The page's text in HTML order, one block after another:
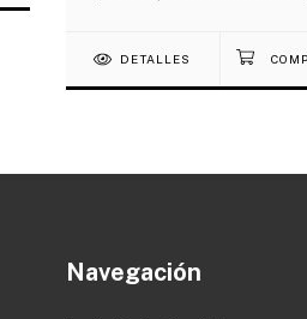
DETALLES
Navegación